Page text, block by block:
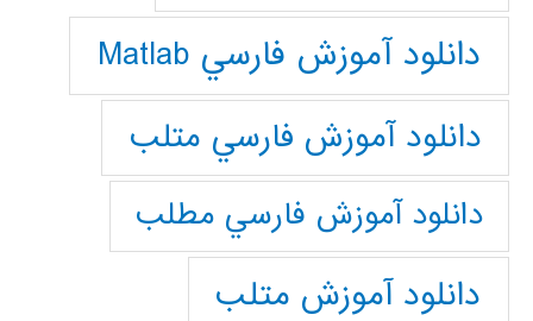
دانلود آموزش فارسي Matlab
دانلود آموزش فارسي متلب
دانلود آموزش فارسي مطلب
دانلود آموزش متلب